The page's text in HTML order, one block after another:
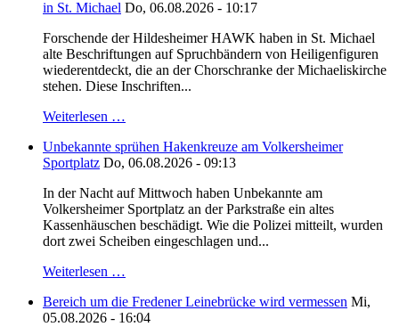
in St. Michael Do, 06.08.2026 - 10:17
Forschende der Hildesheimer HAWK haben in St. Michael
alte Beschriftungen auf Spruchbändern von Heiligenfiguren
wiederentdeckt, die an der Chorschranke der Michaeliskirche
stehen. Diese Inschriften...
Weiterlesen …
Unbekannte sprühen Hakenkreuze am Volkersheimer
Sportplatz Do, 06.08.2026 - 09:13
In der Nacht auf Mittwoch haben Unbekannte am
Volkersheimer Sportplatz an der Parkstraße ein altes
Kassenhäuschen beschädigt. Wie die Polizei mitteilt, wurden
dort zwei Scheiben eingeschlagen und...
Weiterlesen …
Bereich um die Fredener Leinebrücke wird vermessen Mi,
05.08.2026 - 16:04